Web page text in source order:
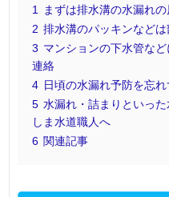
1
まずは排水溝の水漏れ
2 排水溝のパッキンなど
3 マンションの下水管な
連絡
4 日頃の水漏れ予防を忘れ
5 水漏れ・詰まりといっ
しま水道職人へ
6 関連記事